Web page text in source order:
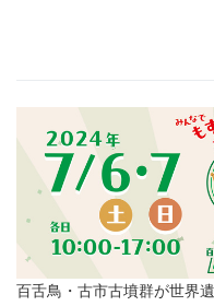
百舌鳥・古市古墳群が世界